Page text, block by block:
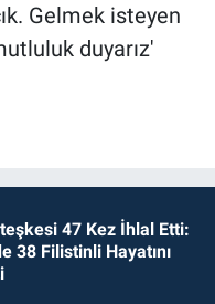
Gelmek isteyen
duyarız'
47 Kez İhlal Etti:
38 Filistinli Hayatını